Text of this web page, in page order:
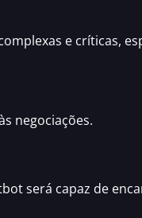
e críticas,
negociações.
será capaz de